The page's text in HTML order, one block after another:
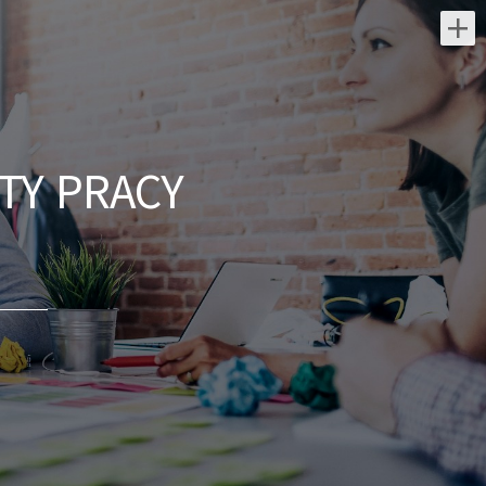
Najnowsze oferty pracy:
Osoba wykonujaca pracę w
zawodzie zbrojarz - betoniarz
Powiatowy Urząd Pracy w Busku-Zdroju
świętokrzyskie/ Busko-Zdrój
Wykonywanie zbrojeń, betonowanie,
montaż i demontaż szalunków ściennych i
stropowych, murowanie Wymagania inne:
dzisiaj
Osoba do wznoszenia
budynków, murowania ścian
Usługi Remontowo - Budowlane
PRACY